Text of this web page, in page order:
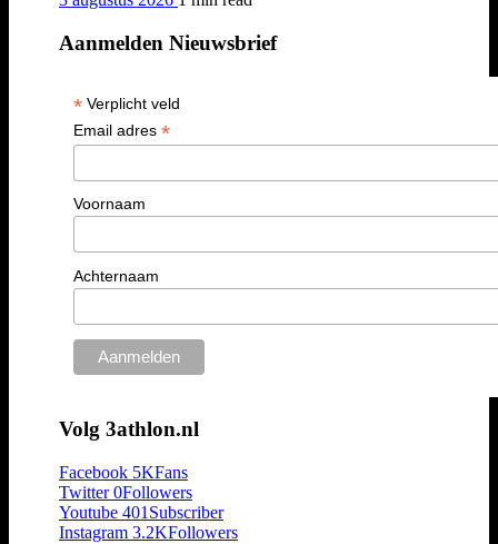
Aanmelden Nieuwsbrief
*Verplicht veld
Email adres *
Voornaam
Achternaam
Volg 3athlon.nl
Facebook 5KFans
Twitter 0Followers
Youtube 401 Subscriber
Instagram 3.2KFollowers